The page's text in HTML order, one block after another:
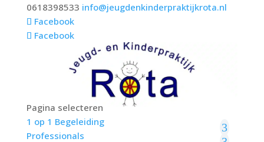
0618398533 info@jeugdenkinderpraktijkrota.nl
Facebook
Facebook
Pagina selecteren
1 op 1 Begeleiding
Professionals